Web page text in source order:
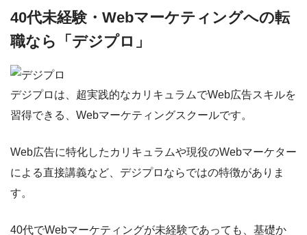
40代未経験・Webマーケティングへの転
職なら「デジプロ」
デジプロは、超実践的なカリキュラムでWeb広告スキルを
習得できる、Webマーケティングスクールです。
Web広告に特化したカリキュラムや現役のWebマーケター
による直接講義など、デジプロならではの特徴がありま
す。
40代でWebマーケティングが未経験であっても、基礎か